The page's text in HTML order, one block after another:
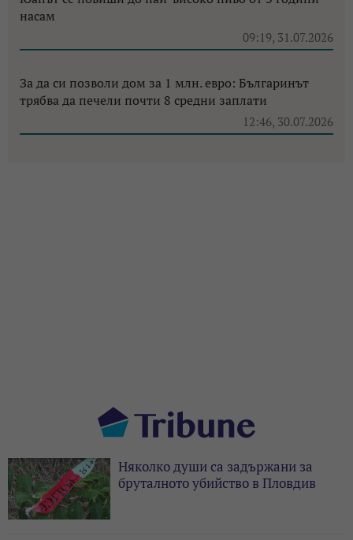
насам
09:19, 31.07.2026
За да си позволи дом за 1 млн. евро: Българинът
трябва да печели почти 8 средни заплати
12:46, 30.07.2026
Няколко души са задържани за
бруталното убийство в Пловдив